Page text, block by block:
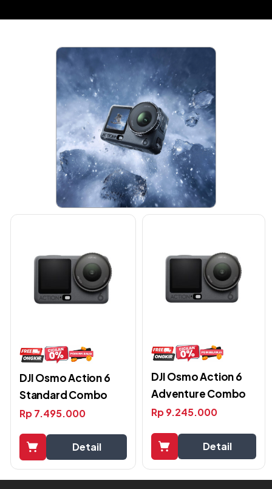
DJI Osmo Action 6
Standard Combo
Rp7.495.000
Detail
DJI Osmo Action 6
Adventure Combo
Rp9.245.000
Detail